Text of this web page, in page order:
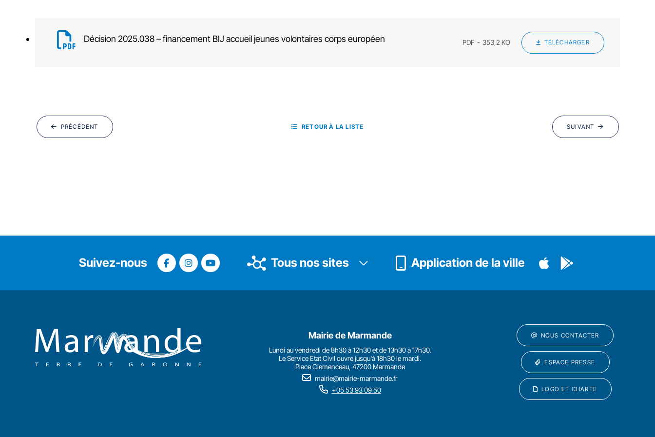
Décision 2025.038 – financement BIJ accueil jeunes volontaires corps européen PDF 353,2 KO TÉLÉCHARGER
PRÉCÉDENT RETOUR À LA LISTE SUIVANT
Suivez-nous Tous nos sites Application de la ville
Mairie de Marmande
Lundi au vendredi de 8h30 à 12h30 et de 13h30 à 17h30.
Le Service Etat Civil ouvre jusqu'à 18h30 le mardi.
Place Clemenceau, 47200 Marmande
mairie@mairie-marmande.fr
+05 53 93 09 50
NOUS CONTACTER
ESPACE PRESSE
LOGO ET CHARTE